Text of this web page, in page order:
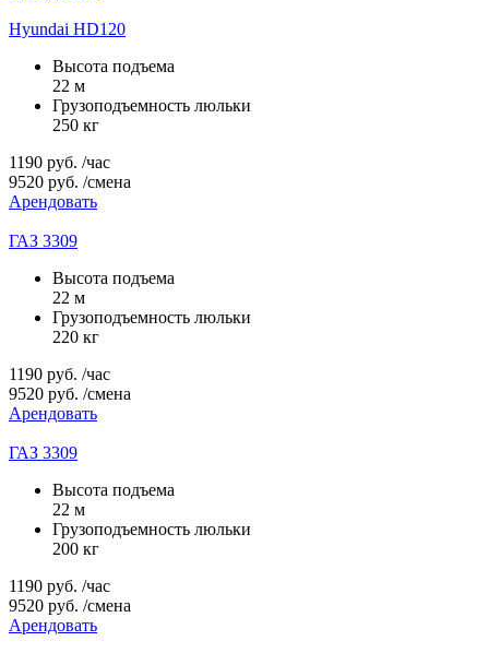
Hyundai HD120
Высота подъема
22 м
Грузоподъемность люльки
250 кг
1190 руб. /час
9520 руб. /смена
Арендовать
ГАЗ 3309
Высота подъема
22 м
Грузоподъемность люльки
220 кг
1190 руб. /час
9520 руб. /смена
Арендовать
ГАЗ 3309
Высота подъема
22 м
Грузоподъемность люльки
200 кг
1190 руб. /час
9520 руб. /смена
Арендовать